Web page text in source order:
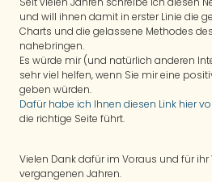
und will ihnen damit in erster Linie die
Charts und die gelassene Methodes
nahebringen.
Es würde mir (und natürlich anderen
sehr viel helfen, wenn Sie mir eine
geben würden.
Dafür habe ich Ihnen diesen Link hier
die richtige Seite führt.
Vielen Dank dafür im Voraus und für ihr
vergangenen Jahren.